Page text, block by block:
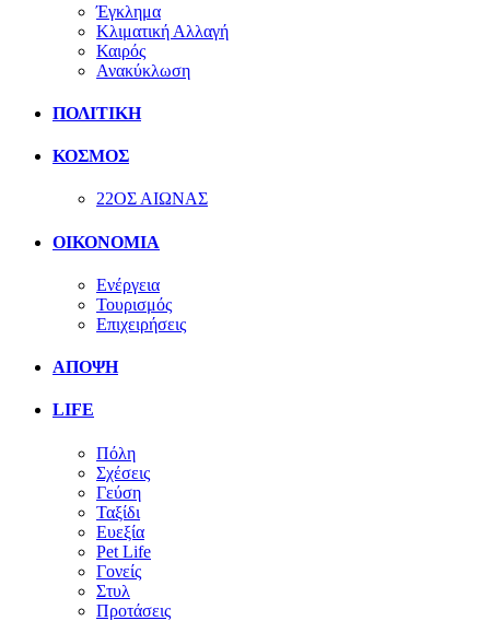
Έγκλημα
Κλιματική Αλλαγή
Καιρός
Ανακύκλωση
ΠΟΛΙΤΙΚΗ
ΚΟΣΜΟΣ
22ΟΣ ΑΙΩΝΑΣ
ΟΙΚΟΝΟΜΙΑ
Ενέργεια
Τουρισμός
Επιχειρήσεις
ΑΠΟΨΗ
LIFE
Πόλη
Σχέσεις
Γεύση
Ταξίδι
Ευεξία
Pet Life
Γονείς
Στυλ
Προτάσεις